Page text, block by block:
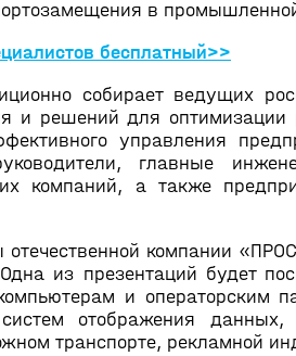
в
бесплатный>>
собирает ведущих
и решений для оптимизации
управления
главные
компаний, а также
отечественной компании
из презентаций будет
и операторским
систем отображения
транспорте, рекламной